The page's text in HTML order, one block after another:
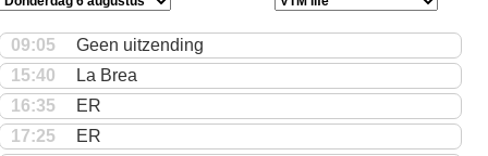
09:05
Geen uitzending
15:40
La Brea
16:35
ER
17:25
ER